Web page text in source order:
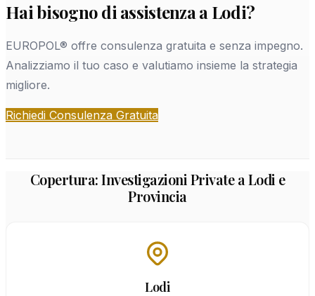
Hai bisogno di assistenza a Lodi?
EUROPOL® offre consulenza gratuita e senza impegno.
Analizziamo il tuo caso e valutiamo insieme la strategia
migliore.
Richiedi Consulenza Gratuita
Copertura: Investigazioni Private a Lodi e
Provincia
Lodi